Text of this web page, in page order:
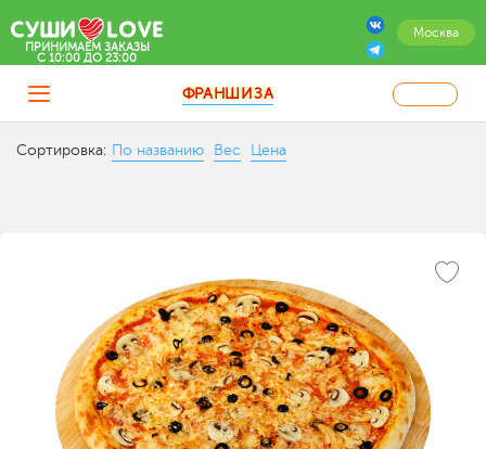
Москва
ПРИНИМАЕМ ЗАКАЗЫ
C 10:00 ДО 23:00
ФРАНШИЗА
Сортировка: По названию Вес Цена